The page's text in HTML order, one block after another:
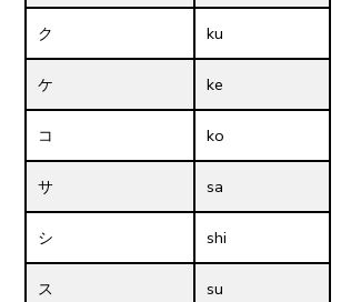
ク ku
ケ ke
コ ko
サ sa
シ shi
ス su